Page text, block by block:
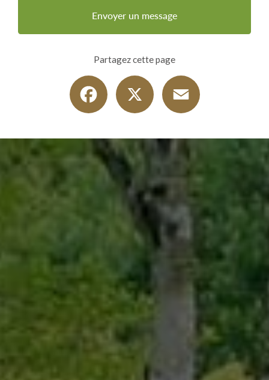
Envoyer un message
Partagez cette page
Facebook